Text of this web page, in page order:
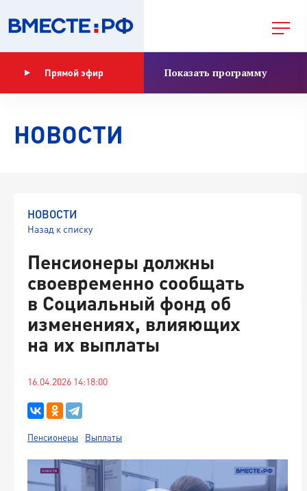
Прямой эфир Показать программу
НОВОСТИ
НОВОСТИ
Назад к списку
Пенсионеры должны
своевременно сообщать
в Социальный фонд об
изменениях, влияющих
на их выплаты
16.04.2026 14:18:00
Пенсионеры Выплаты